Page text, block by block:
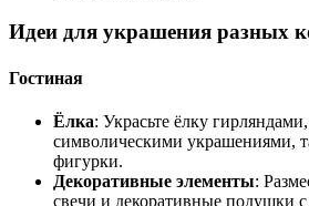
Идеи для украшения разных
Гостиная
Ёлка: Украсьте ёлку
символическими украшениями,
фигурки.
Декоративные элементы:
свечи и декоративные подушки